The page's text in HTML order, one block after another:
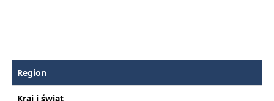
Region
Kraj i świat